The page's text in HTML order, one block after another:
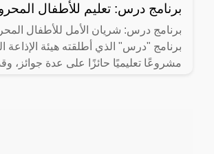
برنامج درس: تعليم للأطفال
برنامج درس: شريان الأمل للأطفال
مشروعًا تعليميًا حائزًا على عدة جوائز،